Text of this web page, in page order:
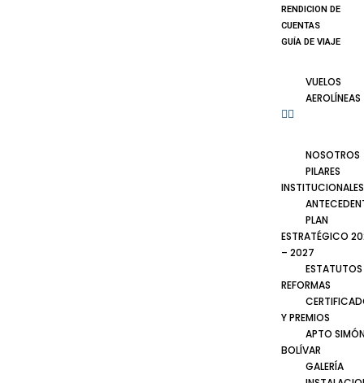
RENDICION DE
CUENTAS
GUÍA DE VIAJE
VUELOS
AEROLÍNEAS
NOSOTROS
PILARES
INSTITUCIONALES
PLAN
ESTRATÉGICO
– 2027
ESTATUTOS
REFORMAS
Y PREMIOS
APTO
BOLÍVAR
GALERÍA